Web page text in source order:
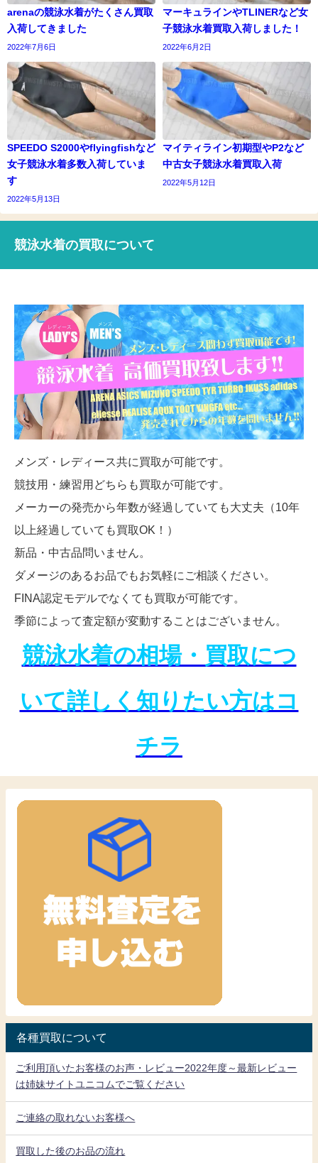
arenaの競泳水着がたくさん買取
入荷してきました
2022年7月6日
マーキュラインやTLINERなど女
子競泳水着買取入荷しました！
2022年6月2日
SPEEDO S2000やflyingfishなど
女子競泳水着多数入荷していま
す
2022年5月13日
マイティライン初期型やP2など
中古女子競泳水着買取入荷
2022年5月12日
競泳水着の買取について
メンズ・レディース共に買取が可能です。
競技用・練習用どちらも買取が可能です。
メーカーの発売から年数が経過していても大丈夫（10年
以上経過していても買取OK！）
新品・中古品問いません。
ダメージのあるお品でもお気軽にご相談ください。
FINA認定モデルでなくても買取が可能です。
季節によって査定額が変動することはございません。
競泳水着の相場・買取につ
いて詳しく知りたい方はコ
チラ
各種買取について
ご利用頂いたお客様のお声・レビュー2022年度～最新レビュー
は姉妹サイトユニコムでご覧ください
ご連絡の取れないお客様へ
買取した後のお品の流れ